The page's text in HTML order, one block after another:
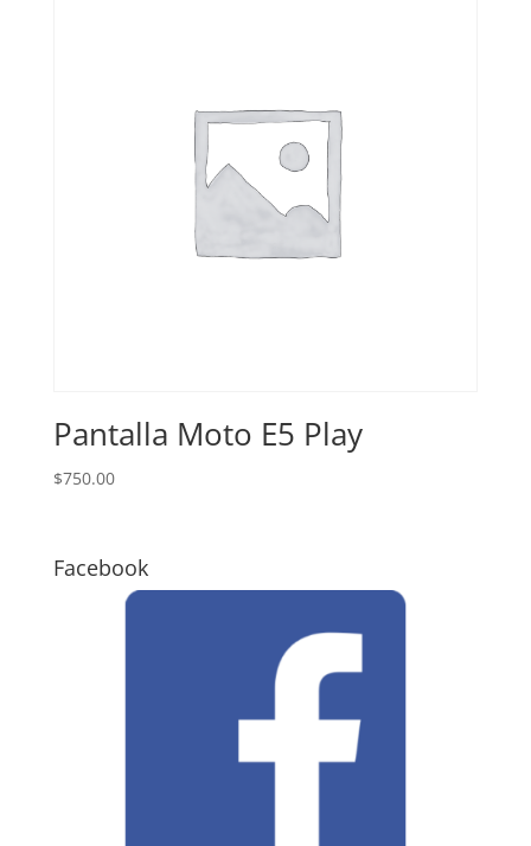
Pantalla Moto E5 Play
$750.00
Facebook